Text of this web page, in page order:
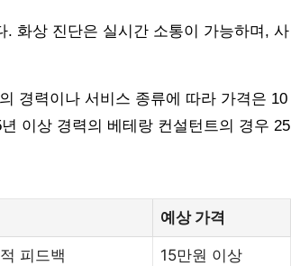
화상 진단은 실시간 소통이 가능하며, 사
경력이나 서비스 종류에 따라 가격은 10
이상 경력의 베테랑 컨설턴트의 경우 25
예상 가격
피드백 15만원 이상